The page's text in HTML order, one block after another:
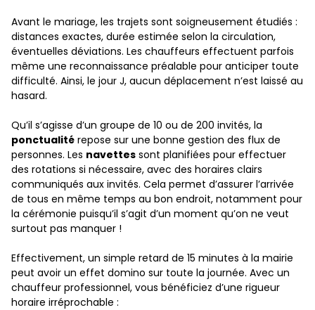
Avant le mariage, les trajets sont soigneusement étudiés :
distances exactes, durée estimée selon la circulation,
éventuelles déviations. Les chauffeurs effectuent parfois
même une reconnaissance préalable pour anticiper toute
difficulté. Ainsi, le jour J, aucun déplacement n’est laissé au
hasard.
Qu’il s’agisse d’un groupe de 10 ou de 200 invités, la
ponctualité repose sur une bonne gestion des flux de
personnes. Les navettes sont planifiées pour effectuer
des rotations si nécessaire, avec des horaires clairs
communiqués aux invités. Cela permet d’assurer l’arrivée
de tous en même temps au bon endroit, notamment pour
la cérémonie puisqu’il s’agit d’un moment qu’on ne veut
surtout pas manquer !
Effectivement, un simple retard de 15 minutes à la mairie
peut avoir un effet domino sur toute la journée. Avec un
chauffeur professionnel, vous bénéficiez d’une rigueur
horaire irréprochable :